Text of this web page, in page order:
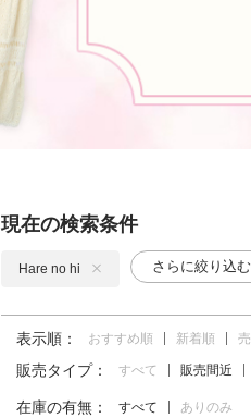
現在の検索条件
Hare no hi さらに絞り込む
表示順： おすすめ順 新着順
販売タイプ： すべて 販売間近
在庫の有無： すべて ありのみ